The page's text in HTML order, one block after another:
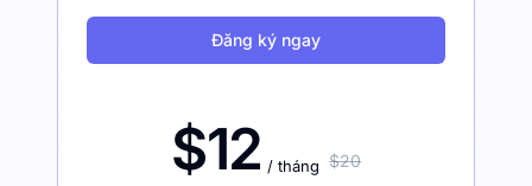
Đăng ký ngay
$12 / tháng $20